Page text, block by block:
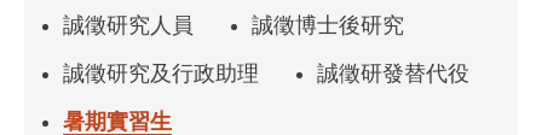
訊
科
學
誠徵研究人員
誠徵博士後研究
誠徵研究及行政助理
誠徵研發替代役
暑期實習生